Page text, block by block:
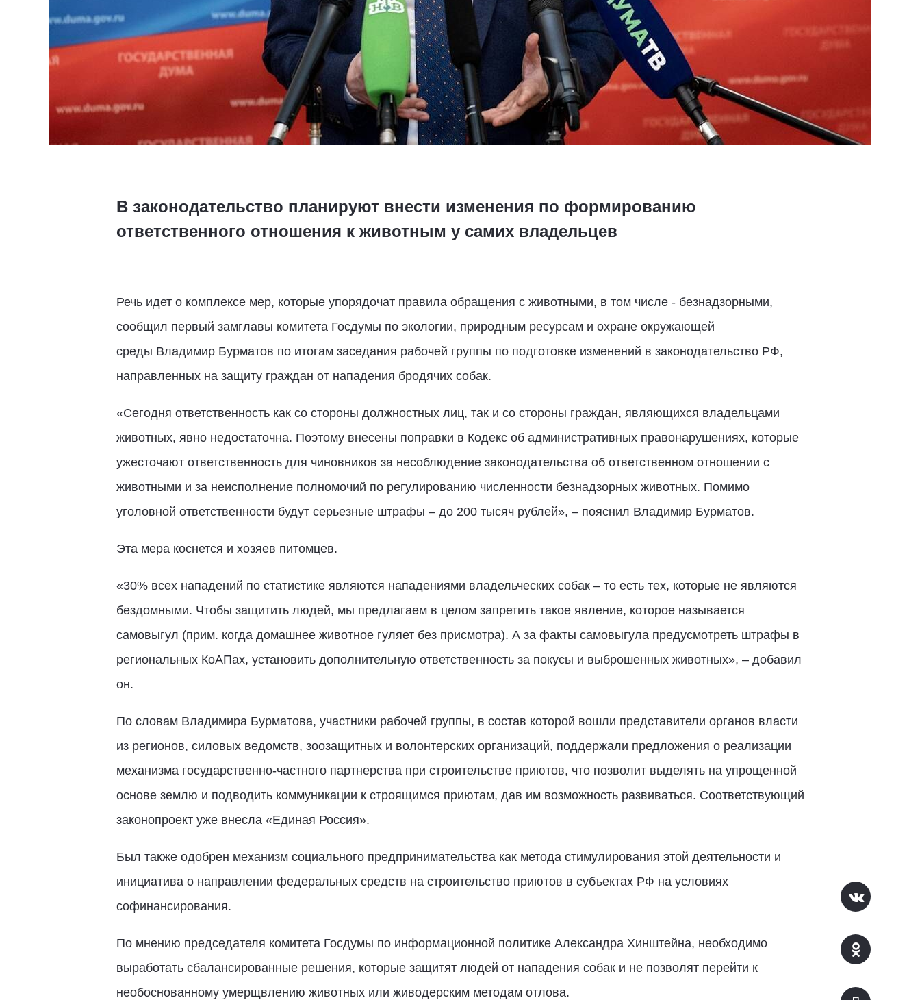
В законодательство планируют внести изменения по формированию
ответственного отношения к животным у самих владельцев
Речь идет о комплексе мер, которые упорядочат правила обращения с животными, в том числе - безнадзорными,
сообщил первый замглавы комитета Госдумы по экологии, природным ресурсам и охране окружающей
среды Владимир Бурматов по итогам заседания рабочей группы по подготовке изменений в законодательство РФ,
направленных на защиту граждан от нападения бродячих собак.
«Сегодня ответственность как со стороны должностных лиц, так и со стороны граждан, являющихся владельцами
животных, явно недостаточна. Поэтому внесены поправки в Кодекс об административных правонарушениях, которые
ужесточают ответственность для чиновников за несоблюдение законодательства об ответственном отношении с
животными и за неисполнение полномочий по регулированию численности безнадзорных животных. Помимо
уголовной ответственности будут серьезные штрафы – до 200 тысяч рублей», – пояснил Владимир Бурматов.
Эта мера коснется и хозяев питомцев.
«30% всех нападений по статистике являются нападениями владельческих собак – то есть тех, которые не являются
бездомными. Чтобы защитить людей, мы предлагаем в целом запретить такое явление, которое называется
самовыгул (прим. когда домашнее животное гуляет без присмотра). А за факты самовыгула предусмотреть штрафы в
региональных КоАПах, установить дополнительную ответственность за покусы и выброшенных животных», – добавил
он.
По словам Владимира Бурматова, участники рабочей группы, в состав которой вошли представители органов власти
из регионов, силовых ведомств, зоозащитных и волонтерских организаций, поддержали предложения о реализации
механизма государственно-частного партнерства при строительстве приютов, что позволит выделять на упрощенной
основе землю и подводить коммуникации к строящимся приютам, дав им возможность развиваться. Соответствующий
законопроект уже внесла «Единая Россия».
Был также одобрен механизм социального предпринимательства как метода стимулирования этой деятельности и
инициатива о направлении федеральных средств на строительство приютов в субъектах РФ на условиях
софинансирования.
По мнению председателя комитета Госдумы по информационной политике Александра Хинштейна, необходимо
выработать сбалансированные решения, которые защитят людей от нападения собак и не позволят перейти к
необоснованному умерщвлению животных или живодерским методам отлова.